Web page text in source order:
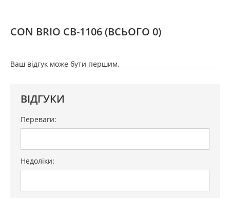
CON BRIO СВ-1106(ВСЬОГО 0)
Ваш відгук може бути першим.
ВІДГУКИ
Переваги:
Недоліки: